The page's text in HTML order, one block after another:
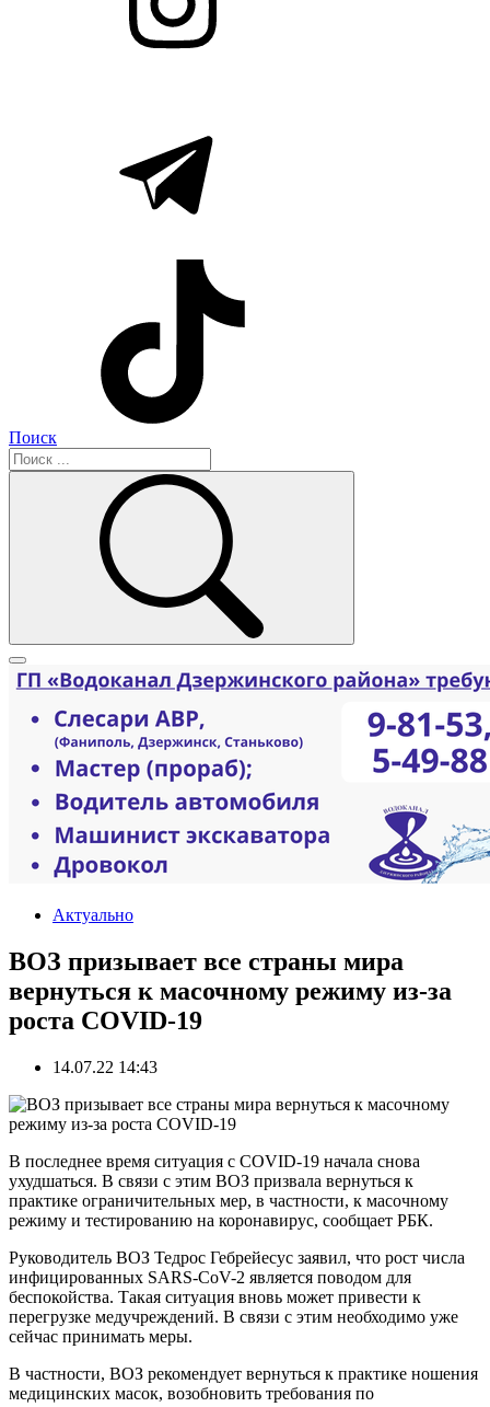
Поиск
Актуально
ВОЗ призывает все страны мира
вернуться к масочному режиму из-за
роста COVID-19
14.07.22 14:43
В последнее время ситуация с COVID-19 начала снова
ухудшаться. В связи с этим ВОЗ призвала вернуться к
практике ограничительных мер, в частности, к масочному
режиму и тестированию на коронавирус, сообщает РБК.
Руководитель ВОЗ Тедрос Гебрейесус заявил, что рост числа
инфицированных SARS-CoV-2 является поводом для
беспокойства. Такая ситуация вновь может привести к
перегрузке медучреждений. В связи с этим необходимо уже
сейчас принимать меры.
В частности, ВОЗ рекомендует вернуться к практике ношения
медицинских масок, возобновить требования по